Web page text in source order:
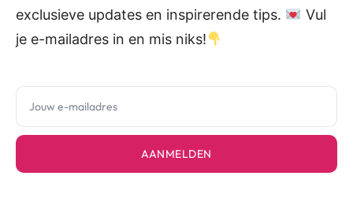
exclusieve updates en inspirerende tips.
Vul
je e-mailadres in en mis niks!
AANMELDEN